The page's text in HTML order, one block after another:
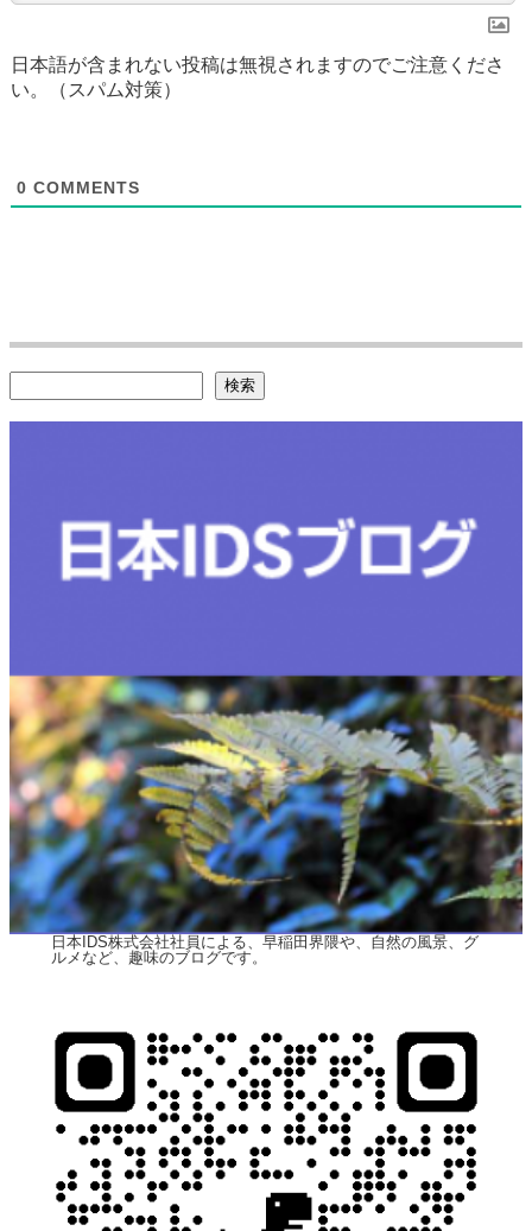
日本語が含まれない投稿は無視されますのでご注意くださ
い。（スパム対策）
0 COMMENTS
検索
日本IDS株式会社社員による、早稲田界隈や、自然の風景、グ
ルメなど、趣味のブログです。